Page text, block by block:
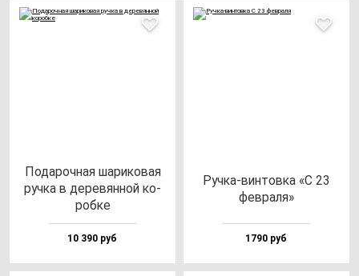
Пода­роч­ная ша­ри­ко­вая
руч­ка в де­ре­вян­ной ко­
роб­ке
10 390 руб
Руч­ка-вин­тов­ка «С 23
фев­ра­ля»
1790 руб